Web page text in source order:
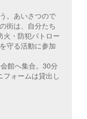
。あいさつので
街は、自分たち
火・防犯パトロー
守る活動に参加
館へ集合。30分
ォームは貸出し